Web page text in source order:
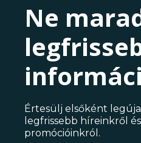
Ne
Értesülj elsőként
legfrissebb híreinkről
promócióinkról.